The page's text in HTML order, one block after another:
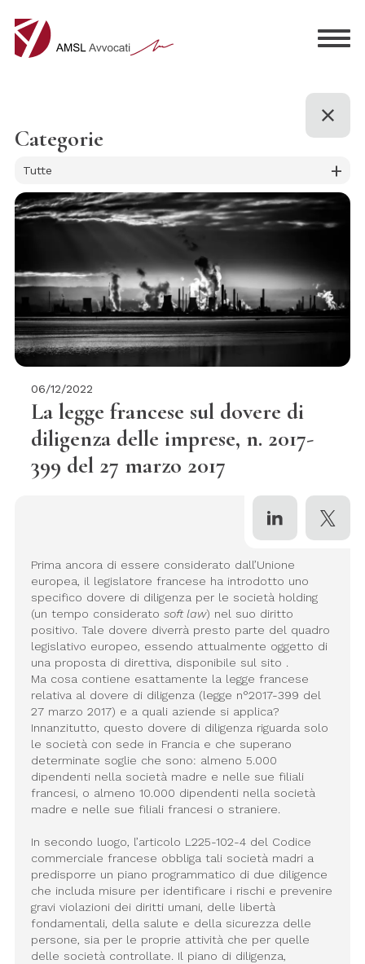
Categorie
Tutte +
06/12/2022
La legge francese sul dovere di
diligenza delle imprese, n. 2017-
399 del 27 marzo 2017
Prima ancora di essere considerato dall’Unione
europea, il legislatore francese ha introdotto uno
specifico dovere di diligenza per le società holding
(un tempo considerato soft law) nel suo diritto
positivo. Tale dovere diverrà presto parte del quadro
legislativo europeo, essendo attualmente oggetto di
una proposta di direttiva, disponibile sul sito .
Ma cosa contiene esattamente la legge francese
relativa al dovere di diligenza (legge n°2017-399 del
27 marzo 2017) e a quali aziende si applica?
Innanzitutto, questo dovere di diligenza riguarda solo
le società con sede in Francia e che superano
determinate soglie che sono: almeno 5.000
dipendenti nella società madre e nelle sue filiali
francesi, o almeno 10.000 dipendenti nella società
madre e nelle sue filiali francesi o straniere.
In secondo luogo, l’articolo L225-102-4 del Codice
commerciale francese obbliga tali società madri a
predisporre un piano programmatico di due diligence
che includa misure per identificare i rischi e prevenire
gravi violazioni dei diritti umani, delle libertà
fondamentali, della salute e della sicurezza delle
persone, sia per le proprie attività che per quelle
delle società controllate. Il piano di diligenza,